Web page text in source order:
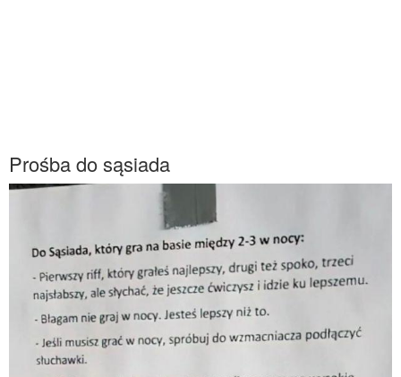
Prośba do sąsiada